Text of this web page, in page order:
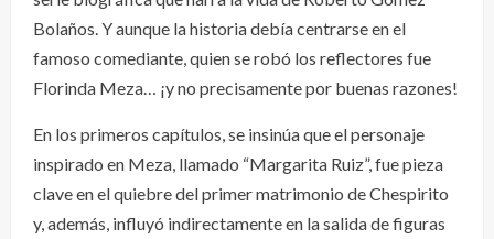
Bolaños. Y aunque la historia debía centrarse en el
famoso comediante, quien se robó los reflectores fue
Florinda Meza… ¡y no precisamente por buenas razones!
En los primeros capítulos, se insinúa que el personaje
inspirado en Meza, llamado “Margarita Ruiz”, fue pieza
clave en el quiebre del primer matrimonio de Chespirito
y, además, influyó indirectamente en la salida de figuras